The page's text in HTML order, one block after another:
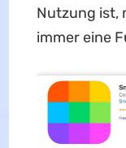
Nutzung ist,
immer eine